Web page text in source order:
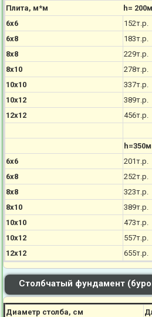
Плита, м*м h=
6х6
152т.р.
6х8
183т.р.
8х8
229т.р.
8х10
278т.р.
10х10
337т.р.
10х12
389т.р.
12х12
456т.р.
6х6
201т.р.
6х8
252т.р.
8х8
323т.р.
8х10
389т.р.
10х10
473т.р.
10х12
557т.р.
12х12
655т.р.
Столбчатый фундамент
Диаметр столба, см